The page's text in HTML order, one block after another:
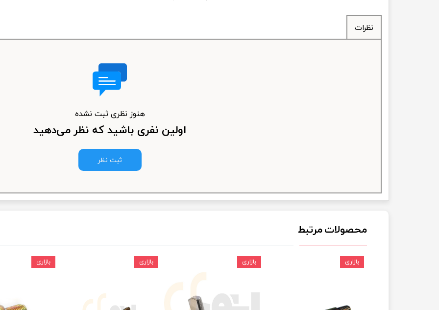
لوله ماشین
نظرات
هنوز نظری ثبت نشده
اولین نفری باشید که نظر می‌دهید
ثبت نظر
محصولات مرتبط
بازاری بازاری بازاری بازاری